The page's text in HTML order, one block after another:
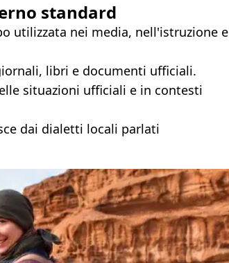
standard
utilizzata nei media, nell'istruzione e
libri e documenti ufficiali.
situazioni ufficiali e in contesti
dai dialetti locali parlati